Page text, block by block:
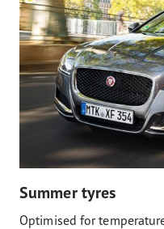
Summer tyres
Optimised for